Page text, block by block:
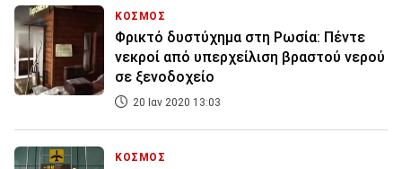
ΚΟΣΜΟΣ
Φρικτό δυστύχημα στη Ρωσία: Πέντε
νεκροί από υπερχείλιση βραστού νερού
σε ξενοδοχείο
20 Ιαν 2020 13:03
ΚΟΣΜΟΣ